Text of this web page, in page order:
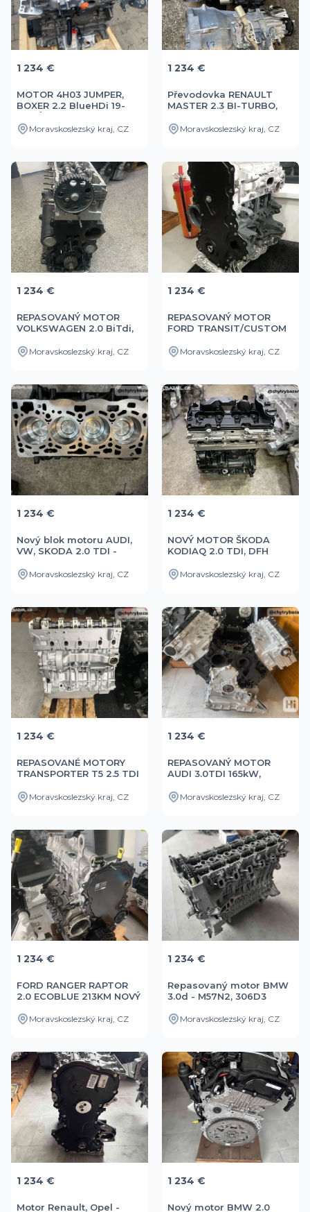
1 234 €
MOTOR 4H03 JUMPER,
BOXER 2.2 BlueHDi 19-
Moravskoslezský kraj, CZ
1 234 €
Převodovka RENAULT
MASTER 2.3 BI-TURBO,
Moravskoslezský kraj, CZ
1 234 €
REPASOVANÝ MOTOR
VOLKSWAGEN 2.0 BiTdi,
Moravskoslezský kraj, CZ
1 234 €
REPASOVANÝ MOTOR
FORD TRANSIT/CUSTOM
Moravskoslezský kraj, CZ
1 234 €
Nový blok motoru AUDI,
VW, SKODA 2.0 TDI -
Moravskoslezský kraj, CZ
1 234 €
NOVÝ MOTOR ŠKODA
KODIAQ 2.0 TDI, DFH
Moravskoslezský kraj, CZ
1 234 €
REPASOVANÉ MOTORY
TRANSPORTER T5 2.5 TDI
Moravskoslezský kraj, CZ
1 234 €
REPASOVANÝ MOTOR
AUDI 3.0TDI 165kW,
Moravskoslezský kraj, CZ
1 234 €
FORD RANGER RAPTOR
2.0 ECOBLUE 213KM NOVÝ
Moravskoslezský kraj, CZ
1 234 €
Repasovaný motor BMW
3.0d - M57N2, 306D3
Moravskoslezský kraj, CZ
1 234 €
Motor Renault, Opel -
1 234 €
Nový motor BMW 2.0